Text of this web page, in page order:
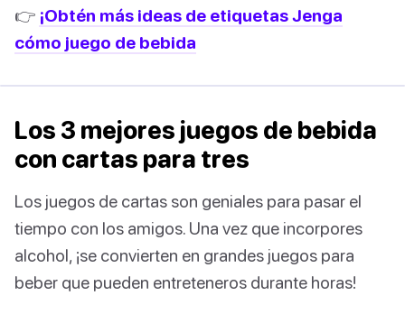
👉 ¡Obtén más ideas de etiquetas Jenga
cómo juego de bebida
Los 3 mejores juegos de bebida
con cartas para tres
Los juegos de cartas son geniales para pasar el
tiempo con los amigos. Una vez que incorpores
alcohol, ¡se convierten en grandes juegos para
beber que pueden entreteneros durante horas!